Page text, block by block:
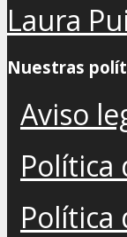
Laura
Nuestras
Aviso
Política
Política